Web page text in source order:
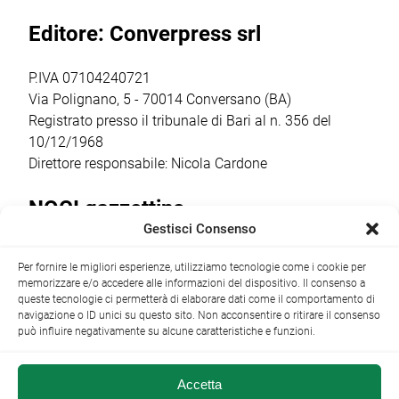
trasformerà gli
cantina […]
comunità
ricorrenza ha […]
Editore: Converpress srl
P.IVA 07104240721
Via Polignano, 5 - 70014 Conversano (BA)
Registrato presso il tribunale di Bari al n. 356 del
10/12/1968
Direttore responsabile: Nicola Cardone
NOCI gazzettino
+39 080 4979274|info@nocigazzettino.it Contatti|
Archivio
Gestisci Consenso
Per fornire le migliori esperienze, utilizziamo tecnologie come i cookie per
memorizzare e/o accedere alle informazioni del dispositivo. Il consenso a
queste tecnologie ci permetterà di elaborare dati come il comportamento di
navigazione o ID unici su questo sito. Non acconsentire o ritirare il consenso
può influire negativamente su alcune caratteristiche e funzioni.
Accetta